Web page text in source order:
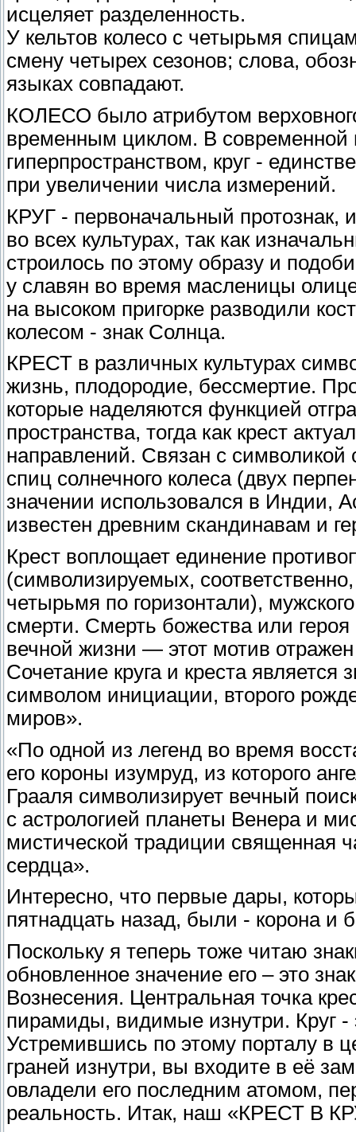
исцеляет разделенность.
У кельтов колесо с четырьмя
смену четырех сезонов; слова,
языках совпадают.
КОЛЕСО было атрибутом
временным циклом. В
гиперпространством, круг -
при увеличении числа измерений.
КРУГ - первоначальный
во всех культурах, так как
строилось по этому образу и
у славян во время масленицы
на высоком пригорке разводили
колесом - знак Солнца.
КРЕСТ в различных культурах
жизнь, плодородие, бессмертие.
которые наделяются функцией
пространства, тогда как крест
направлений. Связан с символикой
спиц солнечного колеса (двух
значении использовался в Индии,
известен древним скандинавам и
Крест воплощает единение
(символизируемых,
четырьмя по горизонтали),
смерти. Смерть божества или
вечной жизни — этот мотив
Сочетание круга и креста является
символом инициации, второго
миров».
«По одной из легенд во время
его короны изумруд, из которого
Грааля символизирует вечный
с астрологией планеты Венера и
мистической традиции священная
сердца».
Интересно, что первые дары,
пятнадцать назад, были - корона и
Поскольку я теперь тоже читаю
обновленное значение его – это
Вознесения. Центральная точка
пирамиды, видимые изнутри. Круг -
Устремившись по этому порталу в
граней изнутри, вы входите в её
овладели его последним атомом,
реальность. Итак, наш «КРЕСТ